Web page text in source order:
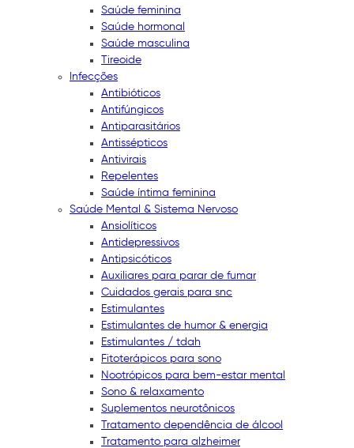
Saúde feminina
Saúde hormonal
Saúde masculina
Tireoide
Infecções
Antibióticos
Antifúngicos
Antiparasitários
Antissépticos
Antivirais
Repelentes
Saúde íntima feminina
Saúde Mental & Sistema Nervoso
Ansiolíticos
Antidepressivos
Antipsicóticos
Auxiliares para parar de fumar
Cuidados gerais para snc
Estimulantes
Estimulantes de humor & energia
Estimulantes / tdah
Fitoterápicos para sono
Nootrópicos para bem-estar mental
Sono & relaxamento
Suplementos neurotônicos
Tratamento dependência de álcool
Tratamento para alzheimer